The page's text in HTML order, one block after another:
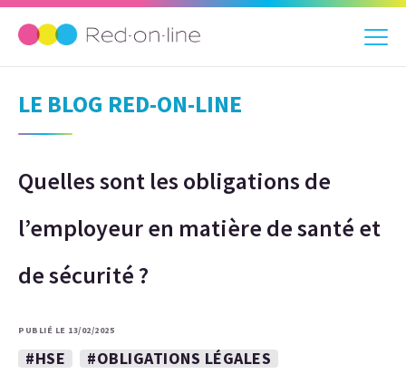
LE BLOG RED-ON-LINE
Quelles sont les obligations de
l’employeur en matière de santé et
de sécurité ?
PUBLIÉ LE 13/02/2025
#HSE
#OBLIGATIONS LÉGALES